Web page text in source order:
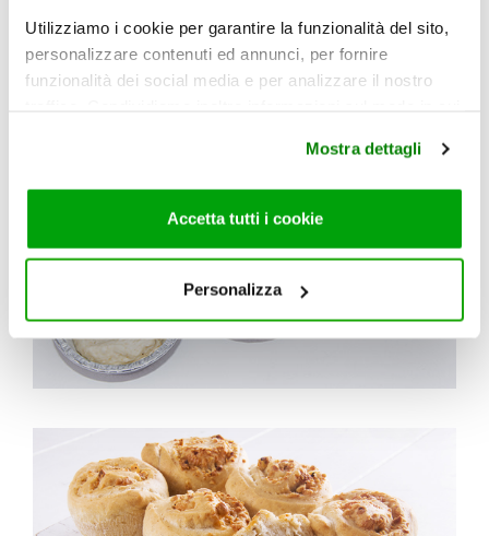
Utilizziamo i cookie per garantire la funzionalità del sito,
personalizzare contenuti ed annunci, per fornire
funzionalità dei social media e per analizzare il nostro
di analisi dei dati web, pubblicità e social media, i quali
potrebbero combinarle con altre informazioni che ha
fornito loro o che hanno raccolto dal suo utilizzo dei loro
cookie consultare la cookie policy. Se clicchi sulla “X” per
chiudere il banner, non verranno installati cookie sul tuo
dispositivo ad eccezione di quelli necessari ai fini del
corretto funzionamento del sito.
Mostra dettagli
Accetta tutti i cookie
Personalizza
dovesse scurire troppo, a metà cottura
coprire con un foglio di carta alluminio).